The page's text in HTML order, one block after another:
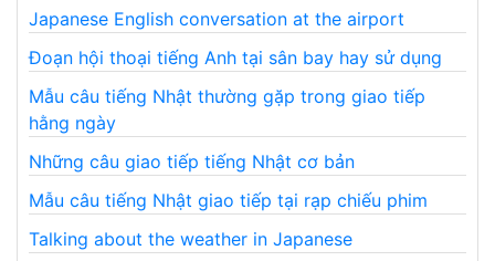
Japanese English conversation at the airport
Đoạn hội thoại tiếng Anh tại sân bay hay sử dụng
Mẫu câu tiếng Nhật thường gặp trong giao tiếp
hằng ngày
Những câu giao tiếp tiếng Nhật cơ bản
Mẫu câu tiếng Nhật giao tiếp tại rạp chiếu phim
Talking about the weather in Japanese